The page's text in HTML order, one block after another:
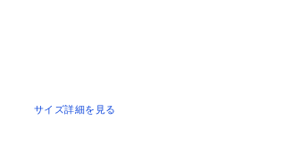
サイズ詳細を見る